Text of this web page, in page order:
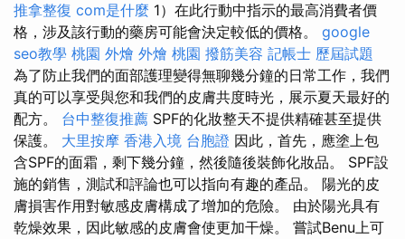
推拿整復 com是什麼 1）在此行動中指示的最高消費者價
格，涉及該行動的藥房可能會決定較低的價格。 google
seo教學 桃園 外燴 外燴 桃園 撥筋美容 記帳士 歷屆試題
為了防止我們的面部護理變得無聊幾分鐘的日常工作，我們
真的可以享受與您和我們的皮膚共度時光，展示夏天最好的
配方。 台中整復推薦 SPF的化妝整天不提供精確甚至提供
保護。 大里按摩 香港入境 台胞證 因此，首先，應塗上包
含SPF的面霜，剩下幾分鐘，然後隨後裝飾化妝品。 SPF設
施的銷售，測試和評論也可以指向有趣的產品。 陽光的皮
膚損害作用對敏感皮膚構成了增加的危險。 由於陽光具有
乾燥效果，因此敏感的皮膚會使更加干燥。 嘗試Benu上可